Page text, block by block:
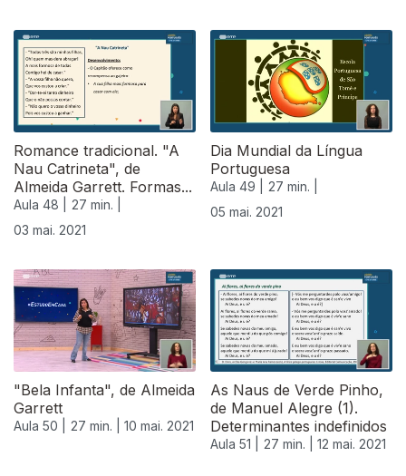
Romance tradicional. "A
Nau Catrineta", de
Almeida Garrett. Formas...
Aula 48 |
27 min. |
03 mai. 2021
Dia Mundial da Língua
Portuguesa
Aula 49 |
27 min. |
05 mai. 2021
"Bela Infanta", de Almeida
Garrett
Aula 50 | 27 min. | 10 mai. 2021
As Naus de Verde Pinho,
de Manuel Alegre (1).
Determinantes indefinidos
Aula 51 | 27 min. | 12 mai. 2021